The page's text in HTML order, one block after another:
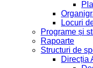
Locuri
Programe și
Rapoarte
Structuri de
Direcția